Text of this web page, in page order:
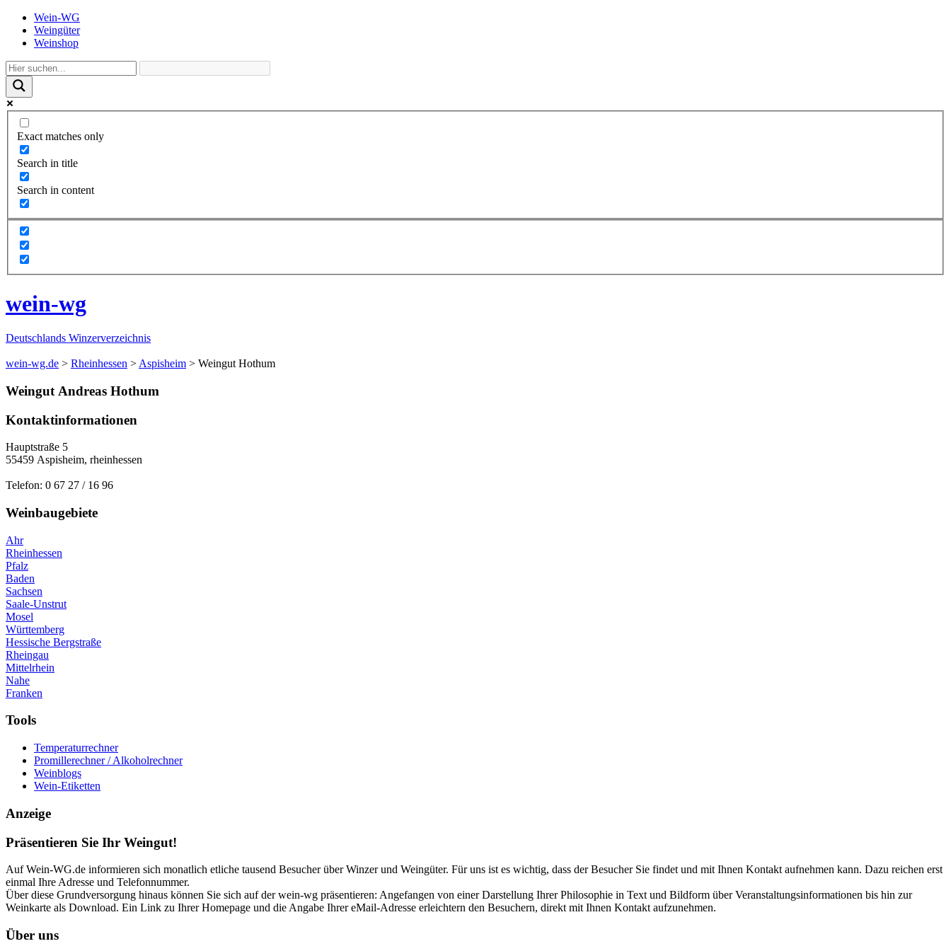
Wein-WG
Weingüter
Weinshop
Exact matches only
Search in title
Search in content
wein-wg
Deutschlands Winzerverzeichnis
wein-wg.de > Rheinhessen > Aspisheim > Weingut Hothum
Weingut Andreas Hothum
Kontaktinformationen
Hauptstraße 5
55459 Aspisheim, rheinhessen
Telefon: 0 67 27 / 16 96
Weinbaugebiete
Ahr
Rheinhessen
Pfalz
Baden
Sachsen
Saale-Unstrut
Mosel
Württemberg
Hessische Bergstraße
Rheingau
Mittelrhein
Nahe
Franken
Tools
Temperaturrechner
Promillerechner / Alkoholrechner
Weinblogs
Wein-Etiketten
Anzeige
Präsentieren Sie Ihr Weingut!
Auf Wein-WG.de informieren sich monatlich etliche tausend Besucher über Winzer und Weingüter. Für uns ist es wichtig, dass der Besucher Sie findet und mit Ihnen Kontakt aufnehmen kann. Dazu reichen erst
einmal Ihre Adresse und Telefonnummer.
Über diese Grundversorgung hinaus können Sie sich auf der wein-wg präsentieren: Angefangen von einer Darstellung Ihrer Philosophie in Text und Bildform über Veranstaltungsinformationen bis hin zur
Weinkarte als Download. Ein Link zu Ihrer Homepage und die Angabe Ihrer eMail-Adresse erleichtern den Besuchern, direkt mit Ihnen Kontakt aufzunehmen.
Über uns